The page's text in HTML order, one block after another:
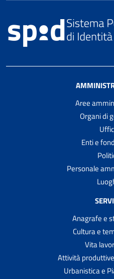
Aree
Organi di
Enti e
Personale
Anagrafe e
Cultura e
Vita
Attività
Urbanistica e